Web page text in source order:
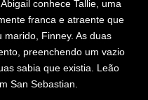
conhece Tallie, uma
franca e atraente que
Finney. As duas
preenchendo um vazio
sabia que existia. Leão
San Sebastian.